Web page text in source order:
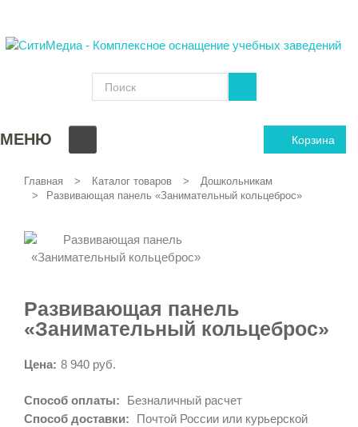
Корзина
МЕНЮ
Главная Каталог товаров
Дошкольникам
Развивающая панель «Занимательный кольцеброс»
Развивающая панель
«Занимательный кольцеброс»
Цена: 8 940 руб.
Способ оплаты:
Безналичный расчет
Способ доставки:
Почтой России или курьерской